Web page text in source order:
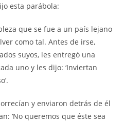
esta parábola:
que se fue a un país lejano
como tal. Antes de irse,
suyos, les entregó una
uno y les dijo: ‘Inviertan
y enviaron detrás de él
‘No queremos que éste sea